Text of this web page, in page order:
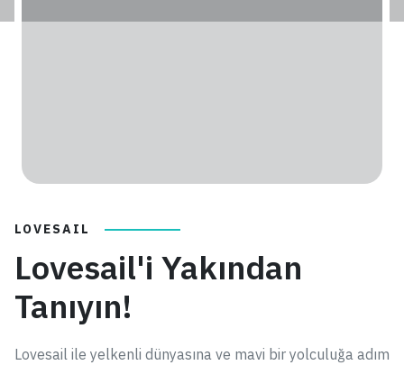
LOVESAIL
Lovesail'i Yakından
Tanıyın!
Lovesail ile yelkenli dünyasına ve mavi bir yolculuğa adım